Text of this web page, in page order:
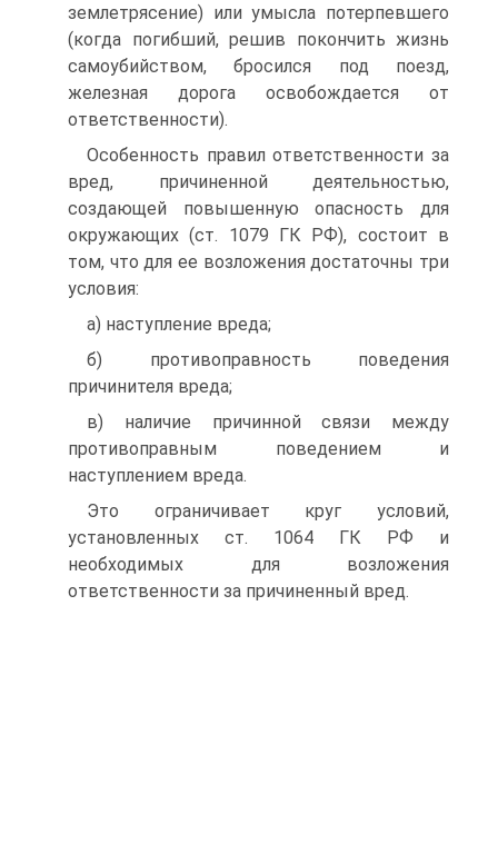
землетрясение) или умысла потерпевшего
(когда погибший, решив покончить жизнь
самоубийством, бросился под поезд,
железная дорога освобождается от
ответственности).
Особенность правил ответственности за
вред, причиненной деятельностью,
создающей повышенную опасность для
окружающих (ст. 1079 ГК РФ), состоит в
том, что для ее возложения достаточны три
условия:
а) наступление вреда;
б) противоправность поведения
причинителя вреда;
в) наличие причинной связи между
противоправным поведением и
наступлением вреда.
Это ограничивает круг условий,
установленных ст. 1064 ГК РФ и
необходимых для возложения
ответственности за причиненный вред.